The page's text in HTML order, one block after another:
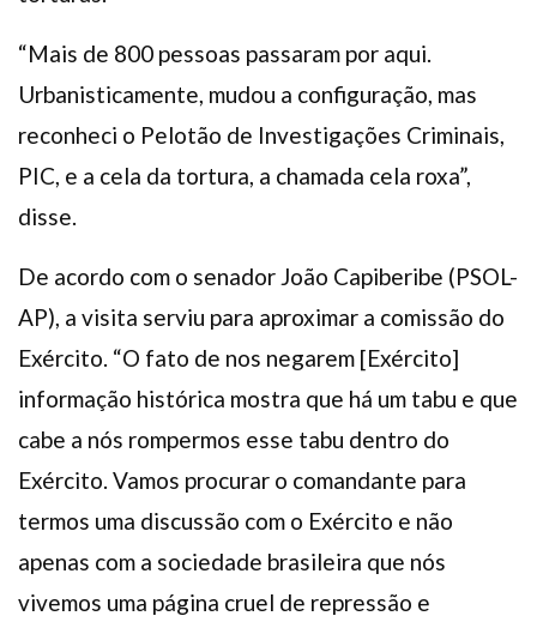
“Mais de 800 pessoas passaram por aqui.
Urbanisticamente, mudou a configuração, mas
reconheci o Pelotão de Investigações Criminais,
PIC, e a cela da tortura, a chamada cela roxa”,
disse.
De acordo com o senador João Capiberibe (PSOL-
AP), a visita serviu para aproximar a comissão do
Exército. “O fato de nos negarem [Exército]
informação histórica mostra que há um tabu e que
cabe a nós rompermos esse tabu dentro do
Exército. Vamos procurar o comandante para
termos uma discussão com o Exército e não
apenas com a sociedade brasileira que nós
vivemos uma página cruel de repressão e